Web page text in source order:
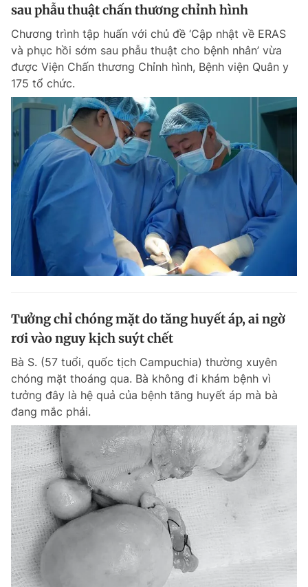
Giấy phép xuất bản số 110/GP - BTTTT cấp ngày 24.3.2020
© 2003-2026 Bản quyền thuộc về Báo Thanh Niên. Cấm sao chép
dưới mọi hình thức nếu không có sự chấp thuận bằng văn bản.
Phát triển bởi ePi Technologies, JSC.
sau phẫu thuật chấn thương chỉnh hình
Chương trình tập huấn với chủ đề ‘Cập nhật về ERAS
và phục hồi sớm sau phẫu thuật cho bệnh nhân’ vừa
được Viện Chấn thương Chỉnh hình, Bệnh viện Quân y
175 tổ chức.
Tưởng chỉ chóng mặt do tăng huyết áp, ai ngờ
rơi vào nguy kịch suýt chết
Bà S. (57 tuổi, quốc tịch Campuchia) thường xuyên
chóng mặt thoáng qua. Bà không đi khám bệnh vì
tưởng đây là hệ quả của bệnh tăng huyết áp mà bà
đang mắc phải.